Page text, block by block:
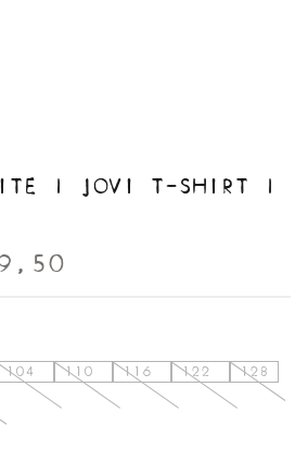
| JOVI T-SHIRT |
104 110 116 122 128